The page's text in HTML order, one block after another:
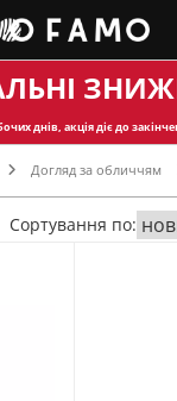
днів, акція діє до
Догляд за обличчям
Сортування по: